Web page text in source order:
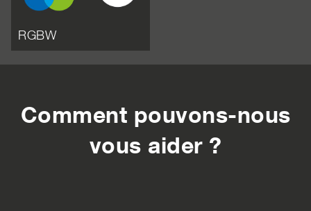
RGBW
Comment pouvons-nous
vous aider ?